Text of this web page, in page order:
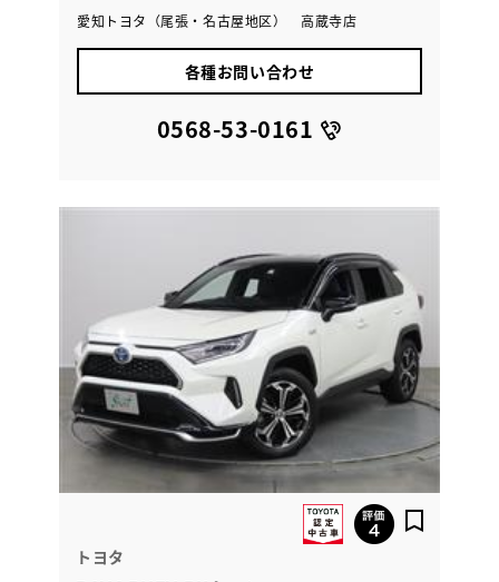
愛知トヨタ（尾張・名古屋地区） 高蔵寺店
各種お問い合わせ
0568-53-0161
トヨタ